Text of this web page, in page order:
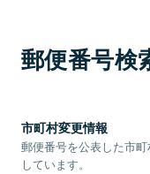
郵便番号検
市町村変更情報
郵便番号を公表した市
しています。